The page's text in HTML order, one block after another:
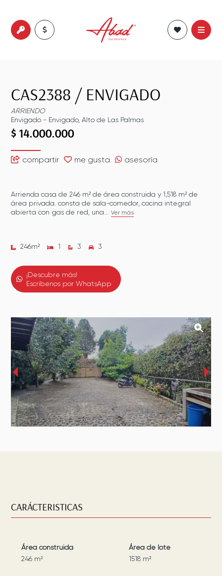
CAS2388 / ENVIGADO
ARRIENDO
Envigado - Envigado,Alto de Las Palmas
$ 14.000.000
compartir me gusta asesoría
Arrienda casa de 246 m² de área construida y 1,518 m² de
área privada. consta de sala-comedor, cocina integral
abierta con gas de red, una...
Ver más
246m² 1 3 3
¡Descubre más!
Escríbenos por WhatsApp
‹ ›
CARÁCTERISTICAS
Área construida
246m²
Área de lote
1518 m²